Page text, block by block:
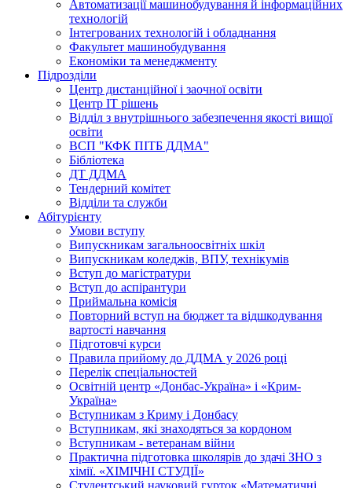
Автоматизації машинобудування й інформаційних
технологій
Інтегрованих технологій і обладнання
Факультет машинобудування
Економіки та менеджменту
Підрозділи
Центр дистанційної і заочної освіти
Центр ІТ рішень
Відділ з внутрішнього забезпечення якості вищої
освіти
ВСП "КФК ПІТБ ДДМА"
Бібліотека
ДТ ДДМА
Тендерний комітет
Відділи та служби
Абітурієнту
Умови вступу
Випускникам загальноосвітніх шкіл
Випускникам коледжів, ВПУ, технікумів
Вступ до магістратури
Вступ до аспірантури
Приймальна комісія
Повторний вступ на бюджет та відшкодування
вартості навчання
Підготовчі курси
Правила прийому до ДДМА у 2026 році
Перелік спеціальностей
Освітній центр «Донбас-Україна» і «Крим-
Україна»
Вступникам з Криму і Донбасу
Вступникам, які знаходяться за кордоном
Вступникам - ветеранам війни
Практична підготовка школярів до здачі ЗНО з
хімії. «ХІМІЧНІ СТУДІЇ»
Студентський науковий гурток «Математичні